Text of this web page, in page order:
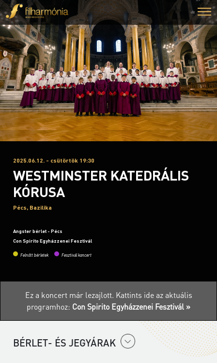
2025.06.12. - csütörtök 19:30
WESTMINSTER KATEDRÁLIS
KÓRUSA
Pécs, Bazilika
Angster bérlet - Pécs
Con Spirito Egyházzenei Fesztivál
Felnőtt bérletek Fesztivál koncert
Ez a koncert már lezajlott. Kattints ide az aktuális
programhoz: Con Spirito Egyházzenei Fesztivál »
BÉRLET- ÉS JEGYÁRAK